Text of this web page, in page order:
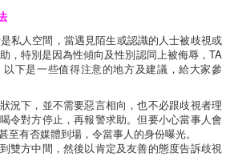
私人空間，當遇見陌生或認識的人士被歧視或
，特別是因為性傾向及性別認同上被侮辱，TA
下是一些值得注意的地方及建議，給大家參
況下，並不需要惡言相向，也不必跟歧視者理
令對方停止，再報警求助。但要小心當事人會
至有否媒體到場，令當事人的身份曝光。
雙方中間，然後以肯定及友善的態度告訴歧視